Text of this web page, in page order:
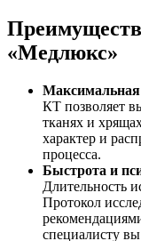
«Медлюкс»
КТ позволяет
тканях и
характер и
процесса.
Быстрота и
Длительность
Протокол
специалисту